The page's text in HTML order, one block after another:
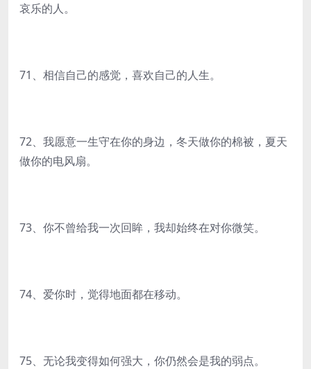
哀乐的人。
71、相信自己的感觉，喜欢自己的人生。
72、我愿意一生守在你的身边，冬天做你的棉被，夏天
做你的电风扇。
73、你不曾给我一次回眸，我却始终在对你微笑。
74、爱你时，觉得地面都在移动。
75、无论我变得如何强大，你仍然会是我的弱点。